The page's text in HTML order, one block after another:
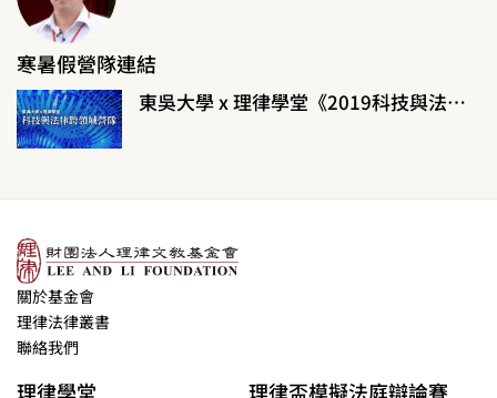
寒暑假營隊連結
東吳大學 x 理律學堂《2019科技與法律跨領域暑假營隊》
關於基金會
理律法律叢書
聯絡我們
理律學堂 理律盃模擬法庭辯論賽